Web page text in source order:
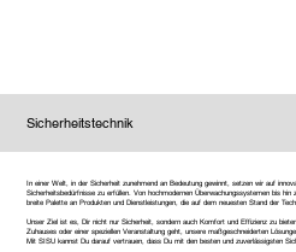
Sicherheitstechnik
In einer Welt, in der Sicherheit zunehmend an Bedeutung gewinnt, setzen wir auf
Sicherheitsbedürfnisse zu erfüllen. Von hochmodernen Überwachungssystemen bis
breite Palette an Produkten und Dienstleistungen, die auf dem neuesten Stand der
Unser Ziel ist es, Dir nicht nur Sicherheit, sondern auch Komfort und Effizienz zu
Zuhauses oder einer speziellen Veranstaltung geht, unsere maßgeschneiderten
Mit SISU kannst Du darauf vertrauen, dass Du mit den besten und zuverlässigsten